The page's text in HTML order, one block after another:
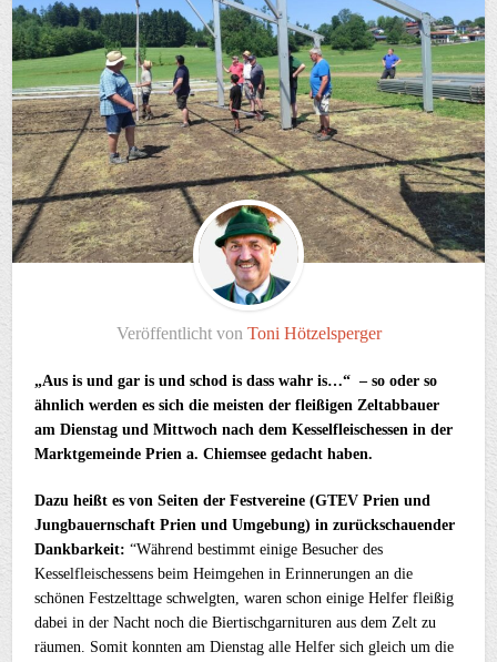
Veröffentlicht von Toni Hötzelsperger
„Aus is und gar is und schod is dass wahr is…“ – so oder so
ähnlich werden es sich die meisten der fleißigen Zeltabbauer
am Dienstag und Mittwoch nach dem Kesselfleischessen in der
Marktgemeinde Prien a. Chiemsee gedacht haben.
Dazu heißt es von Seiten der Festvereine (GTEV Prien und
Jungbauernschaft Prien und Umgebung) in zurückschauender
Dankbarkeit: “Während bestimmt einige Besucher des
Kesselfleischessens beim Heimgehen in Erinnerungen an die
schönen Festzelttage schwelgten, waren schon einige Helfer fleißig
dabei in der Nacht noch die Biertischgarnituren aus dem Zelt zu
räumen. Somit konnten am Dienstag alle Helfer sich gleich um die